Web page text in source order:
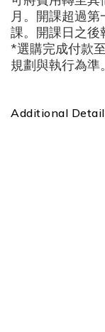
月。開課超過
課。開課日之後
*選購完成付款
規劃與執行為準。
Additional